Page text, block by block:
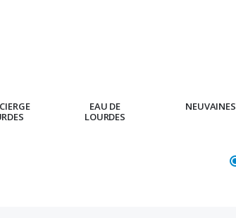
EAU DE
LOURDES
NEUVAINES